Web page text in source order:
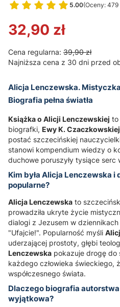
5.00(Oceny:
Przejdź do
32,90 zł
Cena regularna: 39,90 zł
Najniższa cena z 30 dni przed
Alicja Lenczewska.
Biografia pełna światła
Książka o Alicji Lenczewskiej to
biografki, Ewy K. Czaczkowskiej
postać szczecińskiej
stanowi kompendium wiedzy o
duchowe poruszyły tysiące serc
Kim była Alicja Lenczewska
popularne?
Alicja Lenczewska to
prowadziła ukryte życie
dialogi z Jezusem w
"Ufajcie!". Popularność myśli
uderzającej prostoty, głębi
Lenczewska pokazuje drogę do
każdego człowieka świeckiego,
współczesnego świata.
Dlaczego biografia
wyjątkowa?